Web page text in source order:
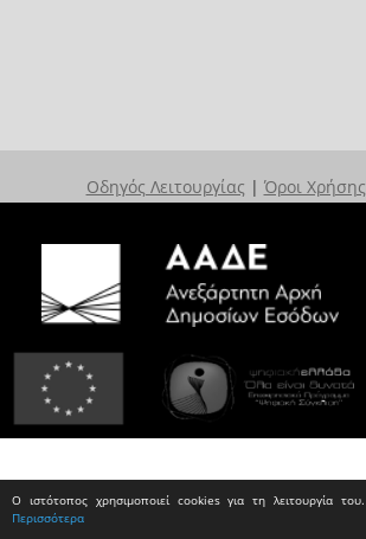
Ο ιστότοπος χρησιμοποιεί cookies για τη λειτουργία του.
Περισσότερα
Οδηγός Λειτουργίας | Όροι Χρήσης